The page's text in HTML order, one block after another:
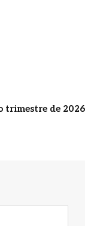
trimestre de 2026